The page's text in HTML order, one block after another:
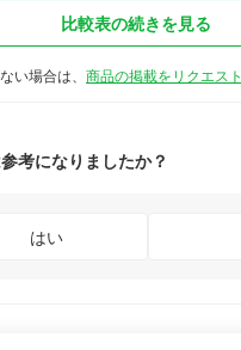
比較表の続きを見る
い場合は、 商品の掲載をリクエスト
考になりましたか？
はい